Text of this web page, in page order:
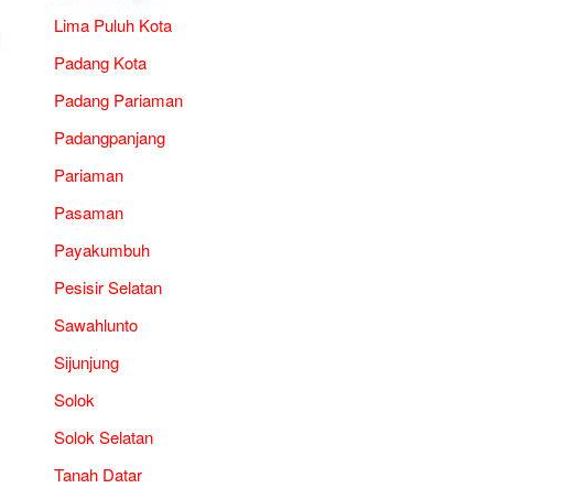
Lima Puluh Kota
Padang Kota
Padang Pariaman
Padangpanjang
Pariaman
Pasaman
Payakumbuh
Pesisir Selatan
Sawahlunto
Sijunjung
Solok
Solok Selatan
Tanah Datar